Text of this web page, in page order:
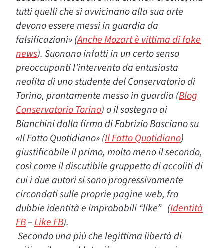
tutti quelli che si avvicinano alla sua arte
devono essere messi in guardia da
falsificazioni» (Anche Mozart è vittima di fake
news). Suonano infatti in un certo senso
preoccupanti l’intervento da entusiasta
neofita di uno studente del Conservatorio di
Torino, prontamente messo in guardia (Blog
Conservatorio Torino) o il sostegno ai
Bianchini dalla firma di Fabrizio Basciano su
«Il Fatto Quotidiano» (Il Fatto Quotidiano)
giustificabile il primo, molto meno il secondo,
così come il discutibile gruppetto di accoliti di
cui i due autori si sono progressivamente
circondati sulle proprie pagine web, fra
dubbie identità e improbabili “like” (Identità
FB–Like FB).
Secondo una più che legittima libertà di